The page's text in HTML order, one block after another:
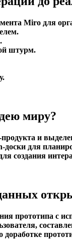
Miro для
штурм.
миру?
и
доски для
создания
прототипа с